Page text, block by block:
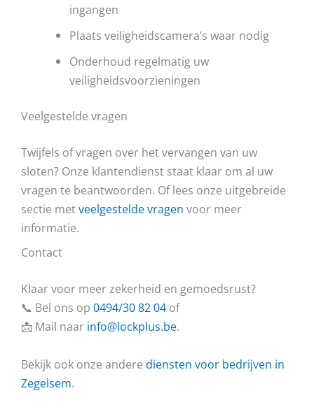
ingangen
Plaats veiligheidscamera’s waar nodig
Onderhoud regelmatig uw
veiligheidsvoorzieningen
Veelgestelde vragen
Twijfels of vragen over het vervangen van uw
sloten? Onze klantendienst staat klaar om al uw
vragen te beantwoorden. Of lees onze uitgebreide
sectie metveelgestelde vragen voor meer
informatie.
Contact
Klaar voor meer zekerheid en gemoedsrust?
📞 Bel ons op 0494/30 82 04 of
📩 Mail naar info@lockplus.be.
Bekijk ook onze andere diensten voor bedrijven in
Zegelsem.